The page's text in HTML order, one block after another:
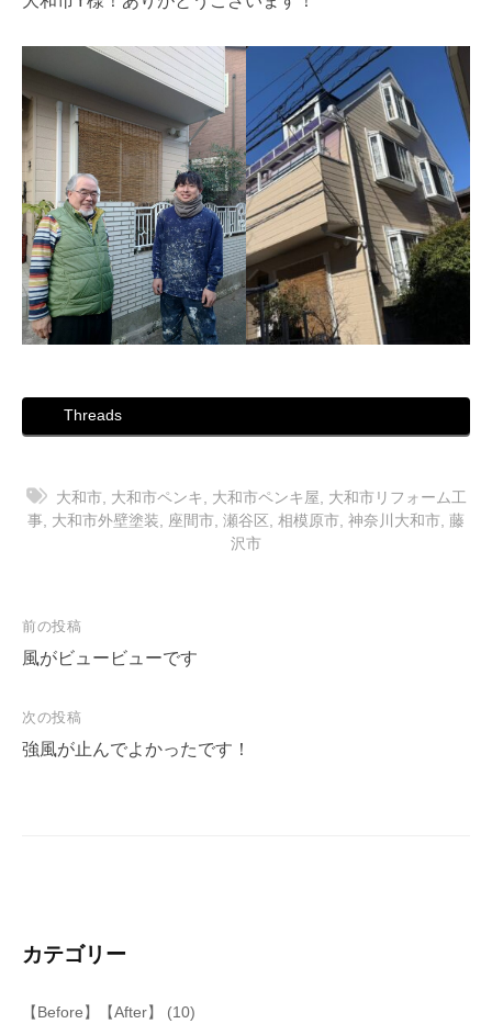
Threads
大和市, 大和市ペンキ, 大和市ペンキ屋, 大和市リフォーム工
事, 大和市外壁塗装, 座間市, 瀬谷区, 相模原市, 神奈川大和市, 藤
沢市
投
稿
ビ
ゲ
前の投稿
風がビュービューです
次の投稿
強風が止んでよかったです！
カテゴリー
【Before】【After】 (10)